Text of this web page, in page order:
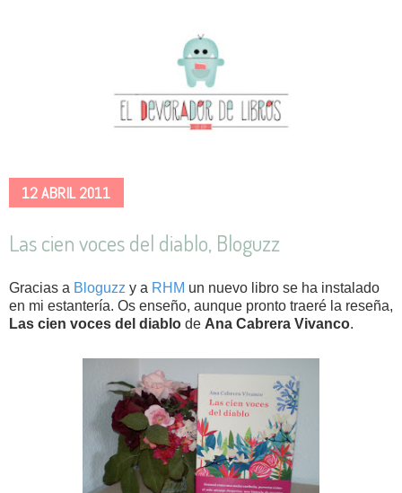
12 ABRIL 2011
Las cien voces del diablo, Bloguzz
Gracias a Bloguzz y a RHM un nuevo libro se ha instalado
en mi estantería. Os enseño, aunque pronto traeré la reseña,
Las cien voces del diablo de Ana Cabrera Vivanco.